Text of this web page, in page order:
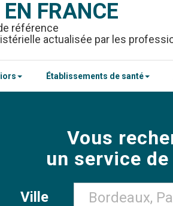
FRANCE
référence
actualisée par les
Établissements de santé
Vous
un service
Ville